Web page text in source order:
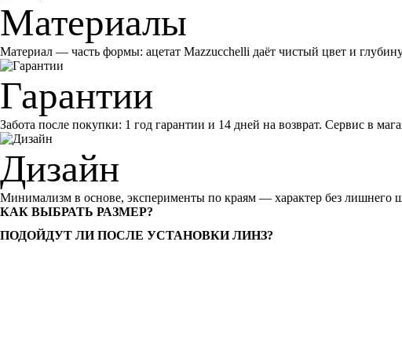
Материалы
Материал — часть формы: ацетат Mazzucchelli даёт чистый цвет и
Гарантии
Забота после покупки: 1 год гарантии и 14 дней на возврат. Сервис в
Дизайн
Минимализм в основе, эксперименты по краям — характер без лишнего
КАК ВЫБРАТЬ РАЗМЕР?
ПОДОЙДУТ ЛИ ПОСЛЕ УСТАНОВКИ ЛИНЗ?